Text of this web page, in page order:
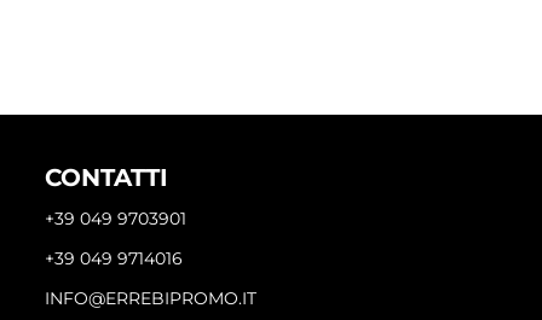
CONTATTI
+39 049 9703901
+39 049 9714016
INFO@ERREBIPROMO.IT